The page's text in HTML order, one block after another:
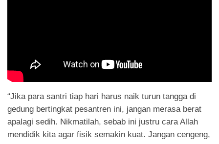
“Jika para santri tiap hari harus naik turun tangga di
gedung bertingkat pesantren ini, jangan merasa berat
apalagi sedih. Nikmatilah, sebab ini justru cara Allah
mendidik kita agar fisik semakin kuat. Jangan cengeng,